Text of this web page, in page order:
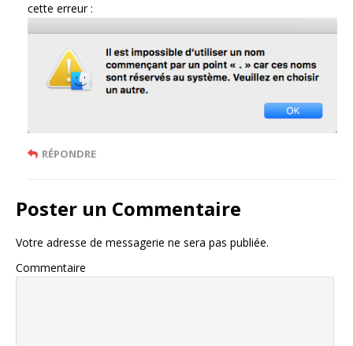
cette erreur :
RÉPONDRE
Poster un Commentaire
Votre adresse de messagerie ne sera pas publiée.
Commentaire